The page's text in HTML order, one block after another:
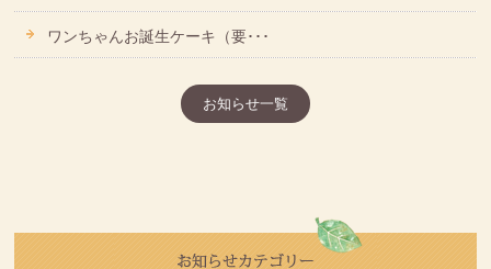
ワンちゃんお誕生ケーキ（要･･･
お知らせ一覧